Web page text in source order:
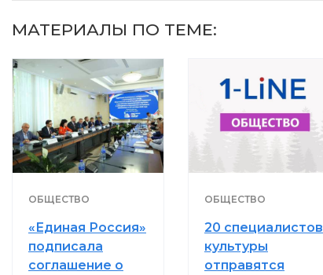
МАТЕРИАЛЫ ПО ТЕМЕ:
ОБЩЕСТВО
«Единая Россия»
подписала
соглашение о
ОБЩЕСТВО
20 специалистов
культуры
отправятся